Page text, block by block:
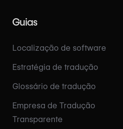
Guias
Localização de software
Estratégia de tradução
Glossário de tradução
Empresa de Tradução
Transparente